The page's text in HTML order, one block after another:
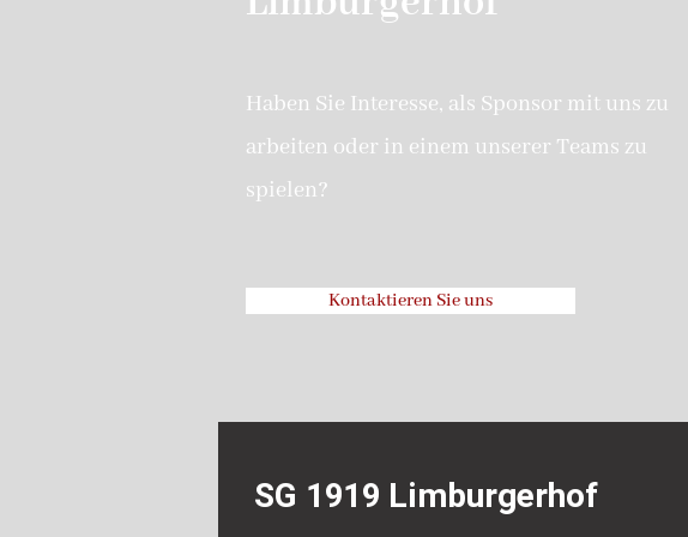
Haben Sie Interesse, als Sponsor mit uns zu
arbeiten oder in einem unserer Teams zu
spielen?
Kontaktieren Sie uns
SG 1919 Limburgerhof